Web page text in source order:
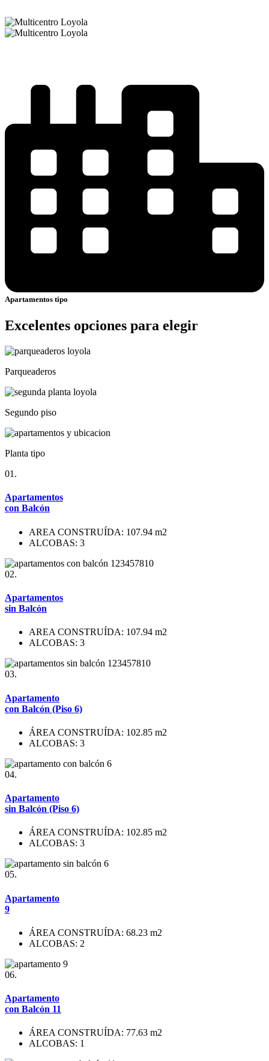
Apartamentos tipo
Excelentes opciones para elegir
Parqueaderos
Segundo piso
Planta tipo
01.
Apartamentos
con Balcón
AREA CONSTRUÍDA: 107.94 m2
ALCOBAS: 3
02.
Apartamentos
sin Balcón
AREA CONSTRUÍDA: 107.94 m2
ALCOBAS: 3
03.
Apartamento
con Balcón (Piso 6)
ÁREA CONSTRUÍDA: 102.85 m2
ALCOBAS: 3
04.
Apartamento
sin Balcón (Piso 6)
ÁREA CONSTRUÍDA: 102.85 m2
ALCOBAS: 3
05.
Apartamento
9
ÁREA CONSTRUÍDA: 68.23 m2
ALCOBAS: 2
06.
Apartamento
con Balcón 11
ÁREA CONSTRUÍDA: 77.63 m2
ALCOBAS: 1